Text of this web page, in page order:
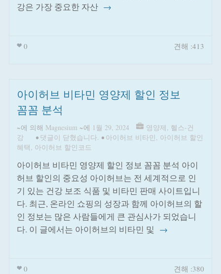
강은 가장 중요한 자산 →
0 견해 :413
아이허브 비타민 영양제 할인 정보
꼼꼼 분석
~에 의해 Magnesium ~에 1월 29, 2024 영양제, 헬스-건
강
• 댓글이 닫혔습니다. • 아이허브 비타민, 아이허브 할인
혜택, 아이허브 할인코드
아이허브 비타민 영양제 할인 정보 꼼꼼 분석 아이
허브 할인의 중요성 아이허브는 전 세계적으로 인
기 있는 건강 보조 식품 및 비타민 판매 사이트입니
다. 최근, 온라인 쇼핑의 성장과 함께 아이허브의 할
인 정보는 많은 사람들에게 큰 관심사가 되었습니
다. 이 글에서는 아이허브의 비타민 및 →
0 견해 :380